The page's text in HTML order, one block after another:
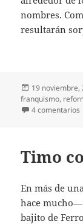
nombres.
resultarán
Publicado
el
19 noviembre,
franquismo,
4 comentarios
Timo
En más de
hace
bajito de